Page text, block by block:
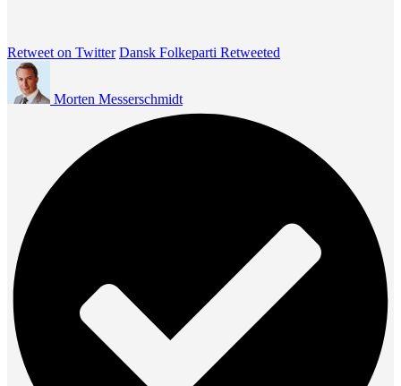
Retweet on Twitter Dansk Folkeparti Retweeted
Morten Messerschmidt